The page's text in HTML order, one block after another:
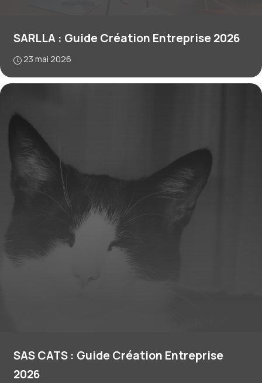
SARLLA : Guide Création Entreprise 2026
23 mai 2026
SAS CATS : Guide Création Entreprise
2026